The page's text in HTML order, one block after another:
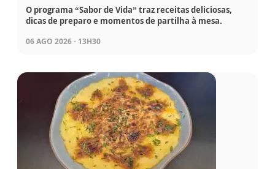
O programa “Sabor de Vida” traz receitas deliciosas,
dicas de preparo e momentos de partilha à mesa.
06 AGO 2026 - 13H30